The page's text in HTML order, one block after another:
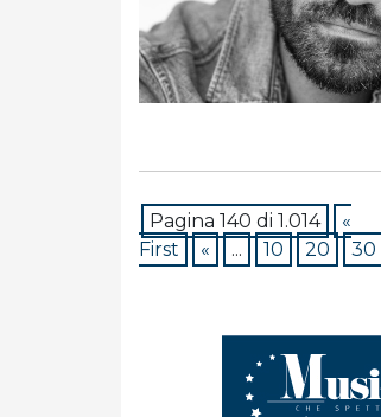
Pagina 140 di 1.014
«
First
« ... 10 20 30